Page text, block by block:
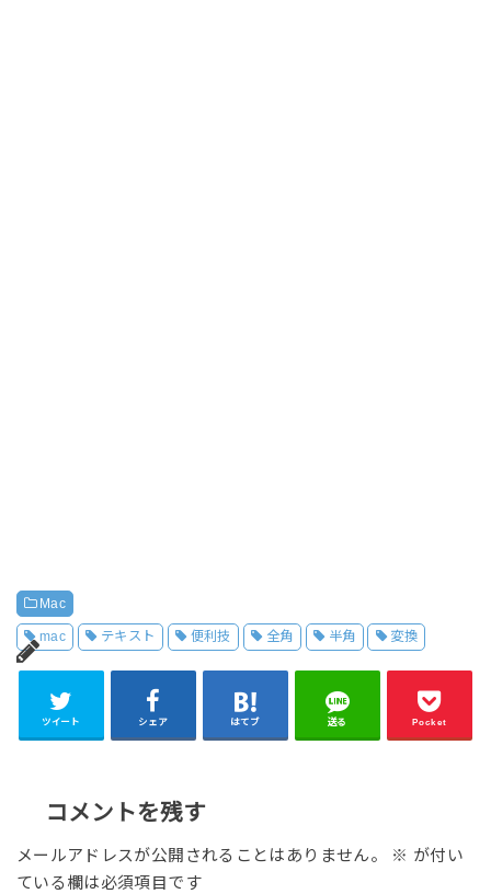
Mac
mac テキスト 便利技 全角 半角 変換
ツイート シェア はてブ 送る Pocket
コメントを残す
メールアドレスが公開されることはありません。 ※ が付い
ている欄は必須項目です